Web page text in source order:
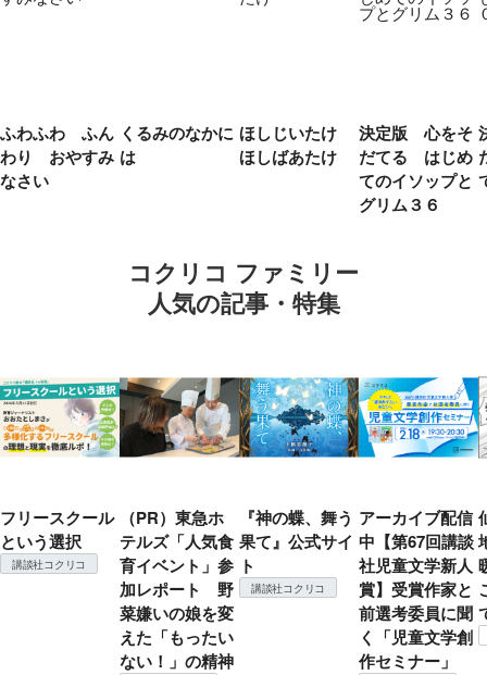
ふわふわ ふん
わり おやすみ
なさい
くるみのなかに
は
ほしじいたけ
ほしばあたけ
決定版 心をそ
だてる はじめ
てのイソップと
グリム３６
コクリコ ファミリー
人気の記事・特集
フリースクール
という選択
講談社コクリコ
（PR）東急ホ
テルズ「人気食
育イベント」参
加レポート 野
菜嫌いの娘を変
えた「もったい
ない！」の精神
『神の蝶、舞う
果て』公式サイ
ト
講談社コクリコ
アーカイブ配信
中【第67回講談
社児童文学新人
賞】受賞作家と
前選考委員に聞
く「児童文学創
作セミナー」